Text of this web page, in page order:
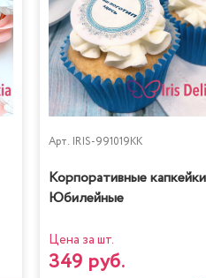
Тирамису
Арт. IRIS-991019KK
Корпоративные капкейки
Юбилейные
Цена за шт.
349 руб.